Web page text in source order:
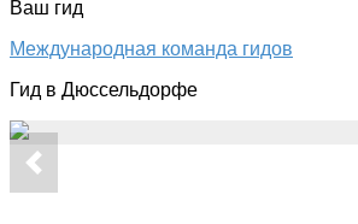
Ваш гид
Международная команда гидов
Гид в Дюссельдорфе